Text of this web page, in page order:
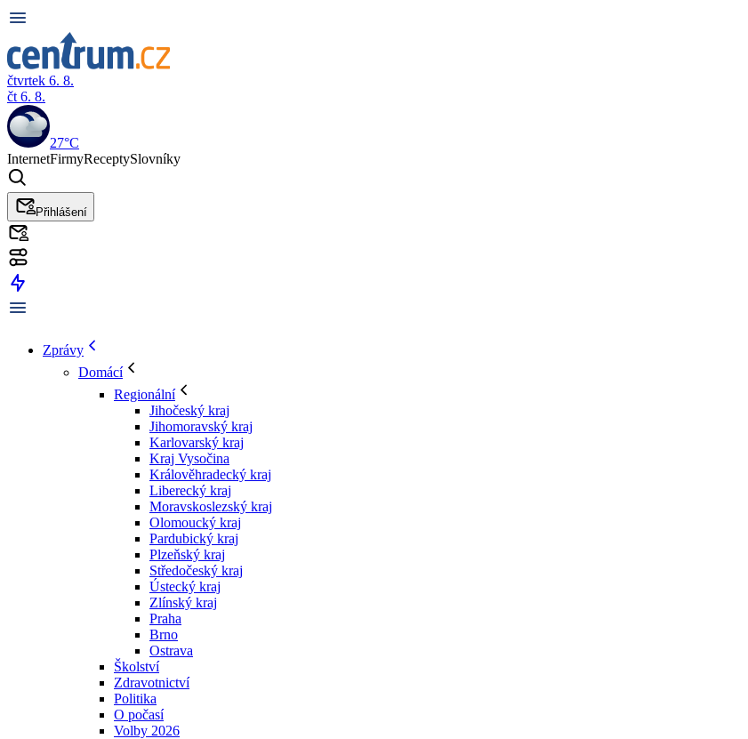
čtvrtek 6. 8.
čt 6. 8.
27°C
InternetFirmyReceptySlovníky
Přihlášení
Zprávy
Domácí
Regionální
Jihočeský kraj
Jihomoravský kraj
Karlovarský kraj
Kraj Vysočina
Králověhradecký kraj
Liberecký kraj
Moravskoslezský kraj
Olomoucký kraj
Pardubický kraj
Plzeňský kraj
Středočeský kraj
Ústecký kraj
Zlínský kraj
Praha
Brno
Ostrava
Školství
Zdravotnictví
Politika
O počasí
Volby 2026